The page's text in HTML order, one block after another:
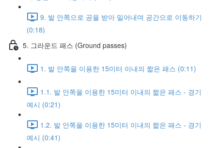
9. 발 안쪽으로 공을 받아 밀어내며 공간으로 이동하기
(0:18)
5. 그라운드 패스 (Ground passes)
1. 발 안쪽을 이용한 15미터 이내의 짧은 패스 (0:11)
1.1. 발 안쪽을 이용한 15미터 이내의 짧은 패스 - 경기
예시 (0:21)
1.2. 발 안쪽을 이용한 15미터 이내의 짧은 패스 - 경기
예시 (0:41)